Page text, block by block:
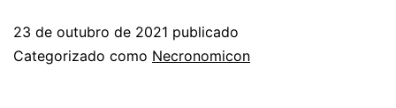
23 de outubro de 2021 publicado
Categorizado como Necronomicon